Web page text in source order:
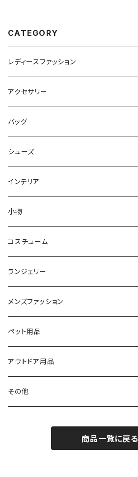
CATEGORY
レディースファッション
ワンピース
セットアップ
ボトムス
トップス
アウター
ルームウェア
フィットネス
水着
その他
アクセサリー
ヘアアクセサリー
ネックレス
リング
ピアス
ブレスレット
バッグ
シューズ
インテリア
小物
コスチューム
ランジェリー
メンズファッション
ペット用品
アウトドア用品
その他
商品一覧に戻る